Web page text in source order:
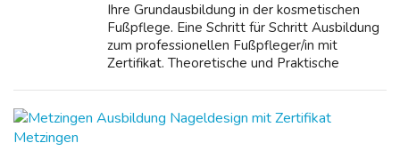
Ihre Grundausbildung in der kosmetischen
Fußpflege. Eine Schritt für Schritt Ausbildung
zum professionellen Fußpfleger/in mit
Zertifikat. Theoretische und Praktische